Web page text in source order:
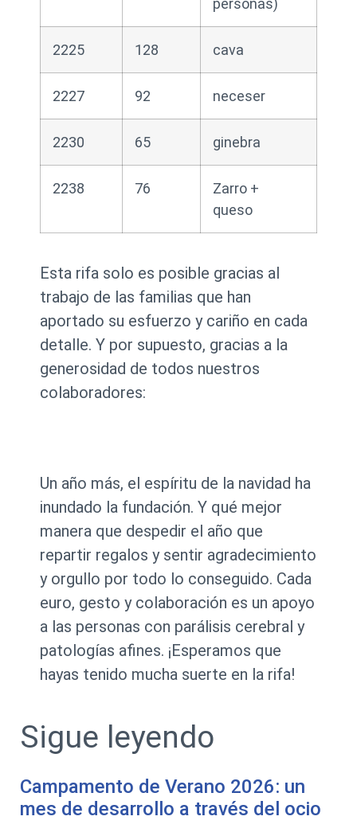
personas)
2225 128 cava
2227 92 neceser
2230 65 ginebra
2238 76
Zarro +
queso
Esta rifa solo es posible gracias al
trabajo de las familias que han
aportado su esfuerzo y cariño en cada
detalle. Y por supuesto, gracias a la
generosidad de todos nuestros
colaboradores:
Un año más, el espíritu de la navidad ha
inundado la fundación. Y qué mejor
manera que despedir el año que
repartir regalos y sentir agradecimiento
y orgullo por todo lo conseguido. Cada
euro, gesto y colaboración es un apoyo
a las personas con parálisis cerebral y
patologías afines. ¡Esperamos que
hayas tenido mucha suerte en la rifa!
Sigue leyendo
Campamento de Verano 2026: un
mes de desarrollo a través del ocio